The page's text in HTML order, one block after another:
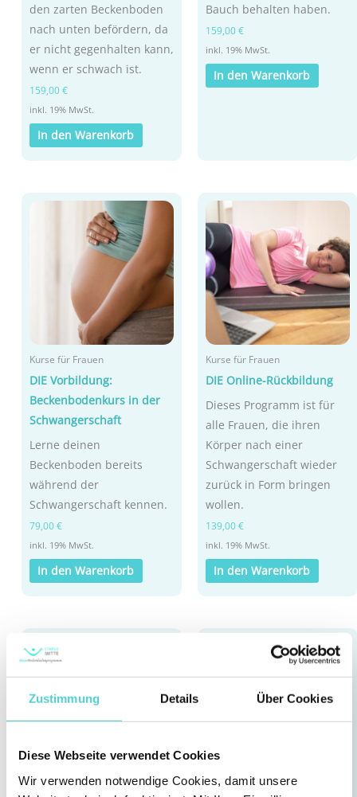
Zustimmung Details Über Cookies
Diese Webseite verwendet Cookies
Wir verwenden notwendige Cookies, damit unsere
den zarten Beckenboden
nach unten befördern, da
er nicht gegenhalten kann,
wenn er schwach ist.
159,00€
inkl. 19% MwSt.
In den Warenkorb
Bauch behalten haben.
159,00€
inkl. 19% MwSt.
In den Warenkorb
Kurse für Frauen
DIE Vorbildung:
Beckenbodenkurs in der
Schwangerschaft
Lerne deinen
Beckenboden bereits
während der
Schwangerschaft kennen.
79,00€
inkl. 19% MwSt.
In den Warenkorb
Kurse für Frauen
DIE Online-Rückbildung
Dieses Programm ist für
alle Frauen, die ihren
Körper nach einer
Schwangerschaft wieder
zurück in Form bringen
wollen.
139,00€
inkl. 19% MwSt.
In den Warenkorb